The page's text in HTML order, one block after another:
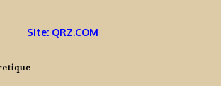
Site: QRZ.COM